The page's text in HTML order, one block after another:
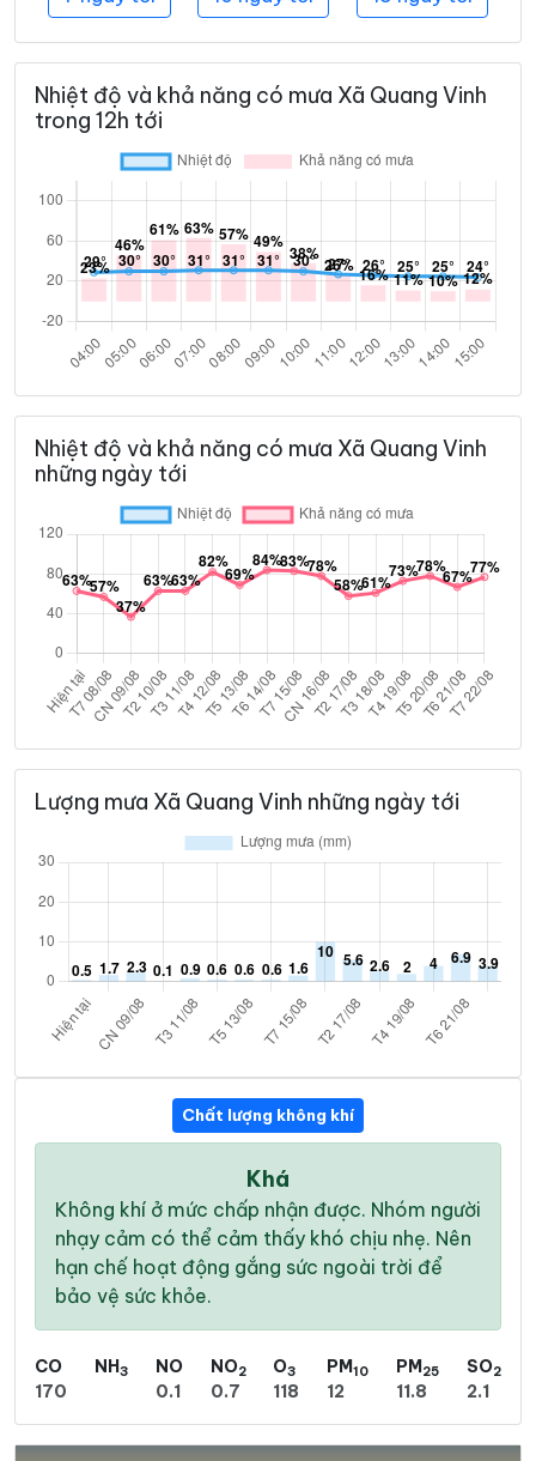
Nhiệt độ và khả năng có mưa Xã Quang Vinh
trong 12h tới
Nhiệt độ và khả năng có mưa Xã Quang Vinh
những ngày tới
Lượng mưa Xã Quang Vinh những ngày tới
Chất lượng không khí
Khá
Không khí ở mức chấp nhận được. Nhóm người
nhạy cảm có thể cảm thấy khó chịu nhẹ. Nên
hạn chế hoạt động gắng sức ngoài trời để
bảo vệ sức khỏe.
CO
170
NH3
NO
0.1
NO2
0.7
O3
118
PM10
12
PM25
11.8
SO2
2.1